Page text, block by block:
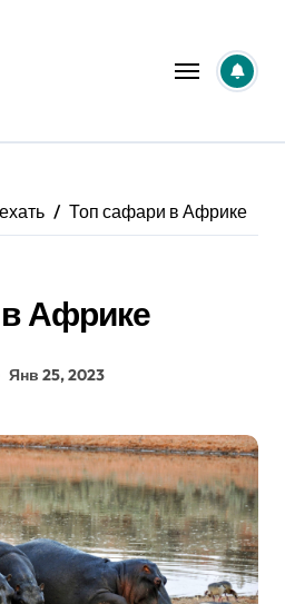
Топ сафари в Африке
Африке
Янв 25, 2023